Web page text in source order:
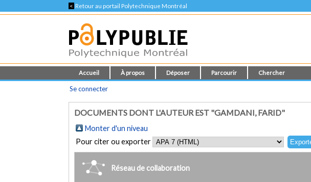
< Retour au portail Polytechnique Montréal
Accueil À propos Déposer Parcourir Chercher
Se connecter
DOCUMENTS DONT L'AUTEUR EST "GAMDANI, FARID"
Monter d'un niveau
Pour citer ou exporter
Réseau de collaboration